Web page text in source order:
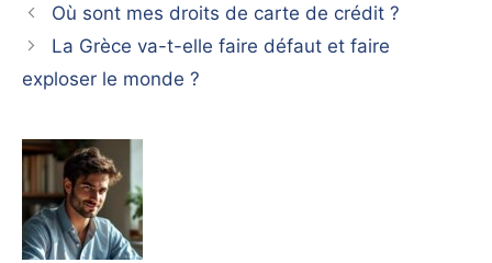
Où sont mes droits de carte de crédit ?
La Grèce va-t-elle faire défaut et faire
exploser le monde ?